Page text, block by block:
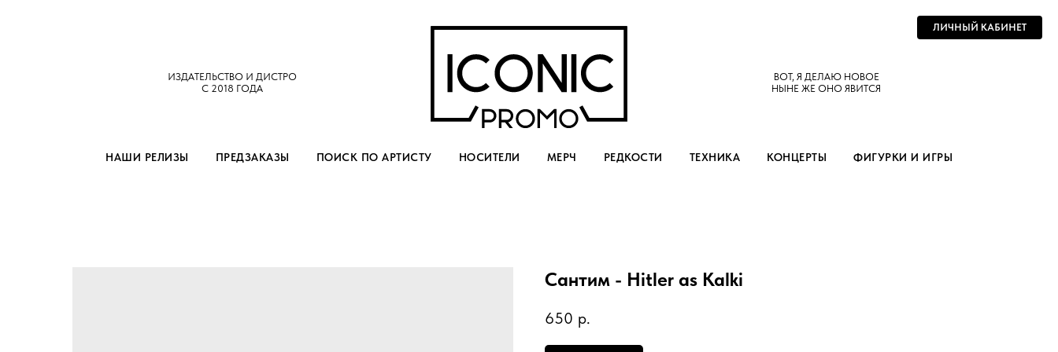
ИЗДАТЕЛЬСТВО И ДИСТРО
С 2018 ГОДА
ВОТ, Я ДЕЛАЮ НОВОЕ
НЫНЕ ЖЕ ОНО ЯВИТСЯ
НАШИ РЕЛИЗЫ ПРЕДЗАКАЗЫ ПОИСК ПО АРТИСТУ НОСИТЕЛИ МЕРЧ РЕДКОСТИ ТЕХНИКА КОНЦЕРТЫ ФИГУРКИ И ИГРЫ
ЛИЧНЫЙ КАБИНЕТ
Сантим - Hitler as Kalki
650 р.